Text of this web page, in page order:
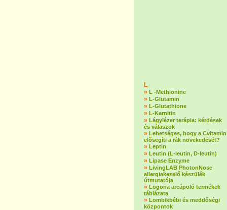
L
» L -Methionine
» L-Glutamin
» L-Glutathione
» L-Karnitin
» Lágylézer terápia: kérdések
és válaszok
» Lehetséges, hogy a Cvitamin
elősegíti a rák növekedését?
» Leptin
» Leutin (L-leutin, D-leutin)
» Lipase Enzyme
» LivingLAB PhotonNose
allergiakezelő készülék
útmutatója
» Logona arcápoló termékek
táblázata
» Lombikbébi és meddőségi
központok